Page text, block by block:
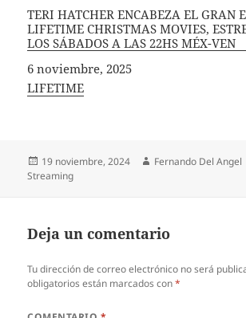
TERI HATCHER ENCABEZA EL GRAN
LIFETIME CHRISTMAS MOVIES,
LOS SÁBADOS A LAS 22HS MÉX-VEN
Fecha
6 noviembre, 2025
In relation to
LIFETIME
Publicado
el
19 noviembre, 2024 Autor
Fernando Del Angel
Streaming
Deja un comentario
Tu dirección de correo electrónico no será
obligatorios están marcados con*